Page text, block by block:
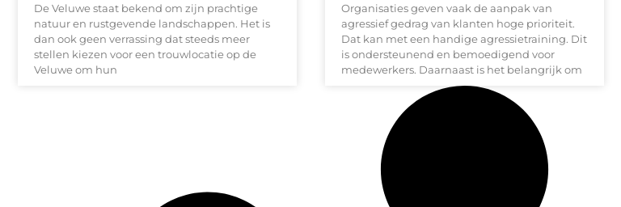
De Veluwe staat bekend om zijn prachtige
natuur en rustgevende landschappen. Het is
dan ook geen verrassing dat steeds meer
stellen kiezen voor een trouwlocatie op de
Veluwe om hun
Organisaties geven vaak de aanpak van
agressief gedrag van klanten hoge prioriteit.
Dat kan met een handige agressietraining. Dit
is ondersteunend en bemoedigend voor
medewerkers. Daarnaast is het belangrijk om